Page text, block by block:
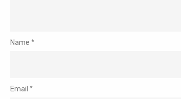
Name *
Email *